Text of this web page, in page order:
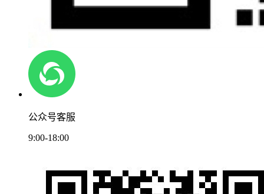
公众号客服
9:00-18:00